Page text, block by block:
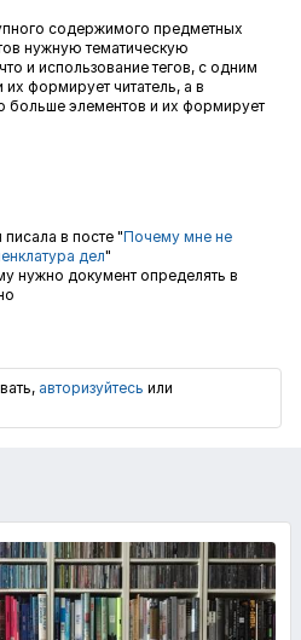
содержимого предметных
нужную тематическую
и использование тегов, с одним
формирует читатель, а в
больше элементов и их формирует
в посте "Почему мне не
дел"
нужно документ определять в
авторизуйтесь или